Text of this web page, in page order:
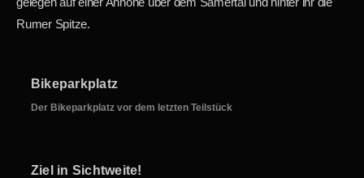
Rumer Spitze.
Bikeparkplatz
Der Bikeparkplatz vor dem letzten Teilstück
Ziel in Sichtweite!